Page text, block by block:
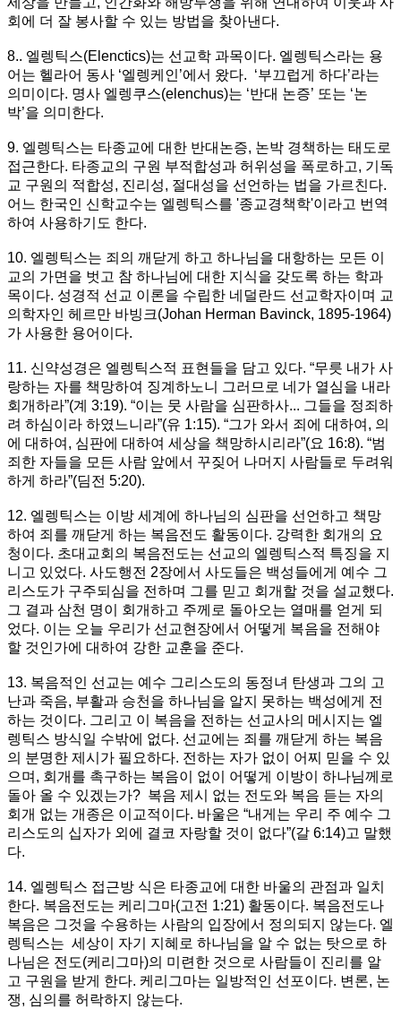
회에 더 잘 봉사할 수 있는 방법을 찾아낸다.
8.. 엘렝틱스(Elenctics)는 선교학 과목이다. 엘렝틱스라는 용
어는 헬라어 동사 ‘엘렝케인’에서 왔다. ‘부끄럽게 하다’라는
의미이다. 명사 엘렝쿠스(elenchus)는 ‘반대 논증’ 또는 ‘논
박’을 의미한다.
9. 엘렝틱스는 타종교에 대한 반대논증, 논박 경책하는 태도로
접근한다. 타종교의 구원 부적합성과 허위성을 폭로하고, 기독
교 구원의 적합성, 진리성, 절대성을 선언하는 법을 가르친다.
어느 한국인 신학교수는 엘렝틱스를 '종교경책학'이라고 번역
하여 사용하기도 한다.
10. 엘렝틱스는 죄의 깨닫게 하고 하나님을 대항하는 모든 이
교의 가면을 벗고 참 하나님에 대한 지식을 갖도록 하는 학과
목이다. 성경적 선교 이론을 수립한 네덜란드 선교학자이며 교
의학자인 헤르만 바빙크(Johan Herman Bavinck, 1895-1964)
가 사용한 용어이다.
11. 신약성경은 엘렝틱스적 표현들을 담고 있다. “무릇 내가 사
랑하는 자를 책망하여 징계하노니 그러므로 네가 열심을 내라
회개하라”(계 3:19). “이는 뭇 사람을 심판하사... 그들을 정죄하
려 하심이라 하였느니라”(유 1:15). “그가 와서 죄에 대하여, 의
에 대하여, 심판에 대하여 세상을 책망하시리라”(요 16:8). “범
죄한 자들을 모든 사람 앞에서 꾸짖어 나머지 사람들로 두려워
하게 하라”(딤전 5:20).
12. 엘렝틱스는 이방 세계에 하나님의 심판을 선언하고 책망
하여 죄를 깨닫게 하는 복음전도 활동이다. 강력한 회개의 요
청이다. 초대교회의 복음전도는 선교의 엘렝틱스적 특징을 지
니고 있었다. 사도행전 2장에서 사도들은 백성들에게 예수 그
리스도가 구주되심을 전하며 그를 믿고 회개할 것을 설교했다.
그 결과 삼천 명이 회개하고 주께로 돌아오는 열매를 얻게 되
었다. 이는 오늘 우리가 선교현장에서 어떻게 복음을 전해야
할 것인가에 대하여 강한 교훈을 준다.
13. 복음적인 선교는 예수 그리스도의 동정녀 탄생과 그의 고
난과 죽음, 부활과 승천을 하나님을 알지 못하는 백성에게 전
하는 것이다. 그리고 이 복음을 전하는 선교사의 메시지는 엘
렝틱스 방식일 수밖에 없다. 선교에는 죄를 깨닫게 하는 복음
의 분명한 제시가 필요하다. 전하는 자가 없이 어찌 믿을 수 있
으며, 회개를 촉구하는 복음이 없이 어떻게 이방이 하나님께로
돌아 올 수 있겠는가? 복음 제시 없는 전도와 복음 듣는 자의
회개 없는 개종은 이교적이다. 바울은 “내게는 우리 주 예수 그
리스도의 십자가 외에 결코 자랑할 것이 없다”(갈 6:14)고 말했
다.
14. 엘렝틱스 접근방 식은 타종교에 대한 바울의 관점과 일치
한다. 복음전도는 케리그마(고전 1:21) 활동이다. 복음전도나
복음은 그것을 수용하는 사람의 입장에서 정의되지 않는다. 엘
렝틱스는 세상이 자기 지혜로 하나님을 알 수 없는 탓으로 하
나님은 전도(케리그마)의 미련한 것으로 사람들이 진리를 알
고 구원을 받게 한다. 케리그마는 일방적인 선포이다. 변론, 논
쟁, 심의를 허락하지 않는다.